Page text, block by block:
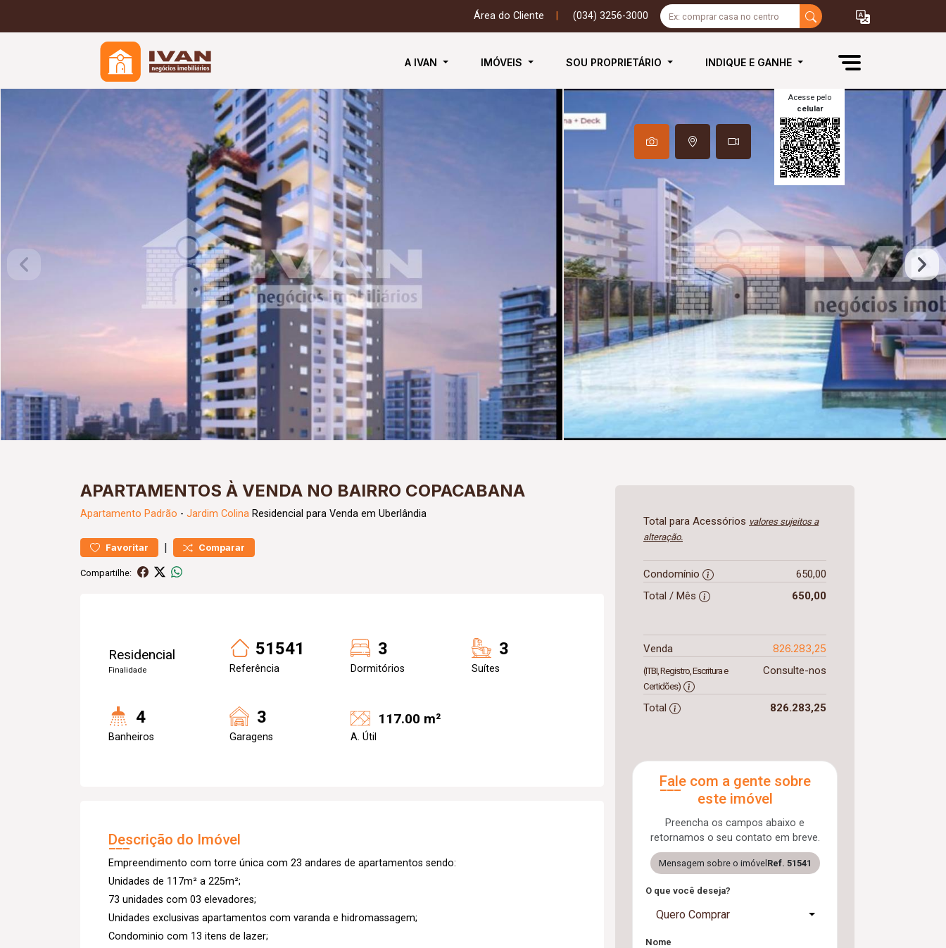
Área do Cliente (034) 3256-3000
A IVAN IMÓVEIS SOU PROPRIETÁRIO INDIQUE E GANHE
Acesse pelo
celular
APARTAMENTOS À VENDA NO BAIRRO COPACABANA
Apartamento Padrão - Jardim Colina Residencial para Venda em Uberlândia
Favoritar | Comparar
Compartilhe:
Residencial
Finalidade
51541
Referência
3
Dormitórios
3
Suítes
4
Banheiros
3
Garagens
117.00 m²
A. Útil
Descrição do Imóvel
Empreendimento com torre única com 23 andares de apartamentos sendo:
Unidades de 117m² a 225m²;
73 unidades com 03 elevadores;
Unidades exclusivas apartamentos com varanda e hidromassagem;
Condominio com 13 itens de lazer;
Total para Acessórios valores sujeitos a
alteração.
Condomínio
650,00
Total / Mês
650,00
Venda 826.283,25
(ITBI, Registro, Escritura e
Certidões)
Consulte-nos
Total 826.283,25
Fale com a gente sobre
este imóvel
Preencha os campos abaixo e
retornamos o seu contato em breve.
Mensagem sobre o imóvel Ref. 51541
O que você deseja?
Quero Comprar
Nome